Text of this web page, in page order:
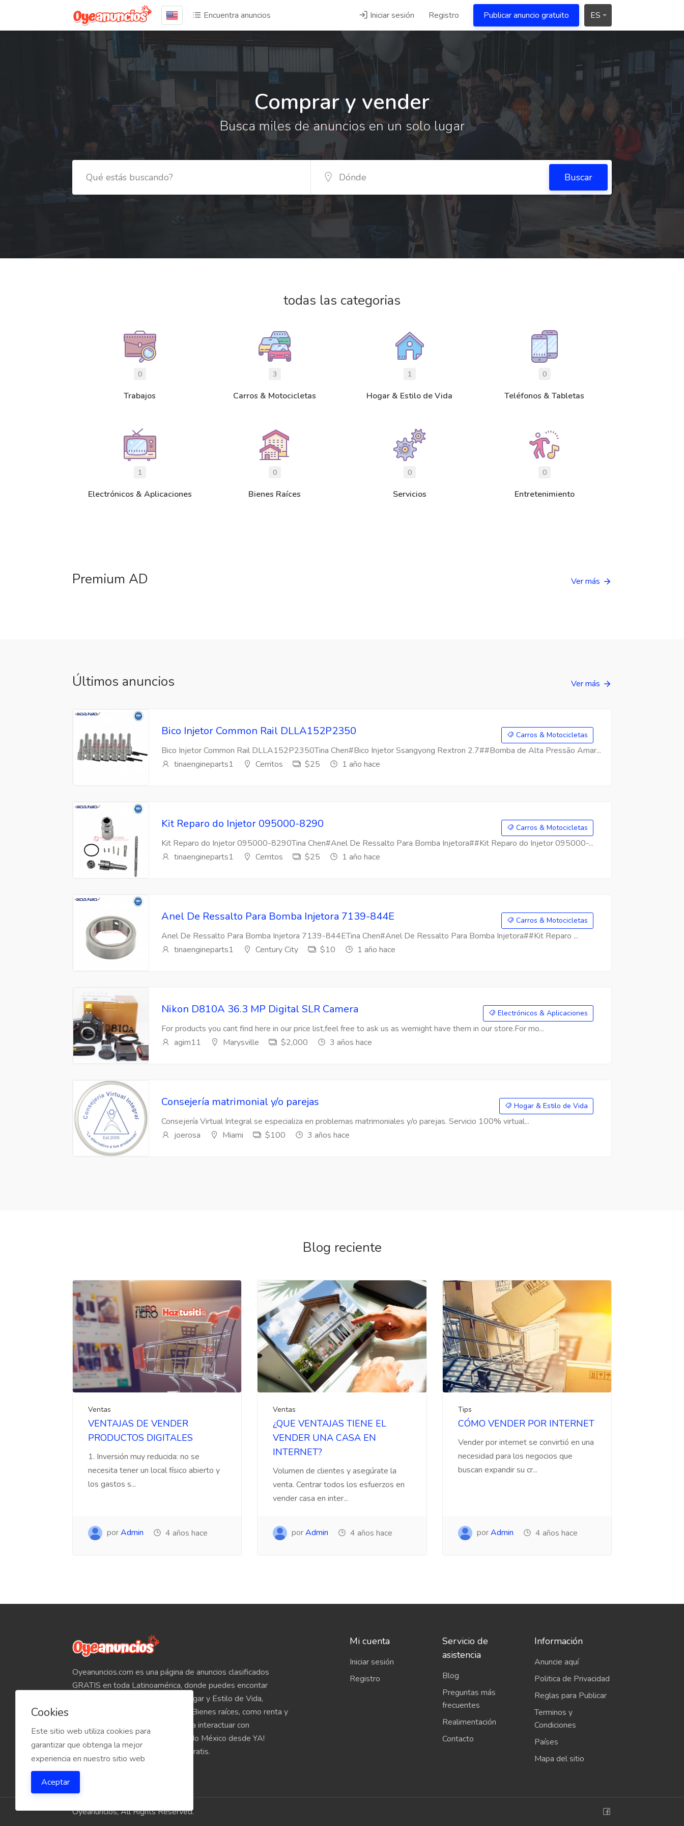
Encuentra anuncios Iniciar sesión Registro Publicar anuncio gratuito ES
Comprar y vender
Busca miles de anuncios en un solo lugar
Buscar
todas las categorias
0
Trabajos
3
Carros & Motocicletas
1
Hogar & Estilo de Vida
0
Teléfonos & Tabletas
1
Electrónicos & Aplicaciones
0
Bienes Raíces
0
Servicios
0
Entretenimiento
Premium AD Ver más
Últimos anuncios Ver más
Bico Injetor Common Rail DLLA152P2350 Carros & Motocicletas
Bico Injetor Common Rail DLLA152P2350Tina Chen#Bico Injetor Ssangyong Rextron 2.7##Bomba de Alta Pressão Amar...
tinaengineparts1
Cerritos $25 1 año hace
Kit Reparo do Injetor 095000-8290 Carros & Motocicletas
Kit Reparo do Injetor 095000-8290Tina Chen#Anel De Ressalto Para Bomba Injetora##Kit Reparo do Injetor 095000-...
tinaengineparts1
Cerritos $25 1 año hace
Anel De Ressalto Para Bomba Injetora 7139-844E Carros & Motocicletas
Anel De Ressalto Para Bomba Injetora 7139-844ETina Chen#Anel De Ressalto Para Bomba Injetora##Kit Reparo ...
tinaengineparts1
Century City $10 1 año hace
Nikon D810A 36.3 MP Digital SLR Camera Electrónicos & Aplicaciones
For products you cant find here in our price list,feel free to ask us as wemight have them in our store.For mo...
agim11
Marysville $2,000 3 años hace
Consejería matrimonial y/o parejas Hogar & Estilo de Vida
Consejería Virtual Integral se especializa en problemas matrimoniales y/o parejas. Servicio 100% virtual...
joerosa
Miami $100 3 años hace
Blog reciente
Ventas
VENTAJAS DE VENDER
PRODUCTOS DIGITALES
1. Inversión muy reducida: no se
necesita tener un local físico abierto y
los gastos s...
porAdmin 4 años hace
Ventas
¿QUE VENTAJAS TIENE EL
VENDER UNA CASA EN
INTERNET?
Volumen de clientes y asegúrate la
venta. Centrar todos los esfuerzos en
vender casa en inter...
porAdmin 4 años hace
Tips
CÓMO VENDER POR INTERNET
Vender por internet se convirtió en una
necesidad para los negocios que
buscan expandir su cr...
porAdmin 4 años hace
Oyeanuncios.com es una página de anuncios clasificados
GRATIS en toda Latinoamérica, donde puedes encontar
Empleos, Autos, Motocicletas, Hogar y Estilo de Vida,
Teléfonos, Tabletas, Electrónicos, Bienes raíces, como renta y
venta de inmuebles, etc. Empieza a interactuar con
compradores y vendedores de todo México desde YA!
Oyeanuncios.com es totalmente Gratis.
Mi cuenta
Iniciar sesión
Registro
Servicio de
asistencia
Blog
Preguntas más
frecuentes
Realimentación
Contacto
Información
Anuncie aquí
Politica de Privacidad
Reglas para Publicar
Terminos y
Condiciones
Países
Mapa del sitio
Oyeanuncios, All Rights Reserved.
Cookies
Este sitio web utiliza cookies para
garantizar que obtenga la mejor
experiencia en nuestro sitio web
Aceptar